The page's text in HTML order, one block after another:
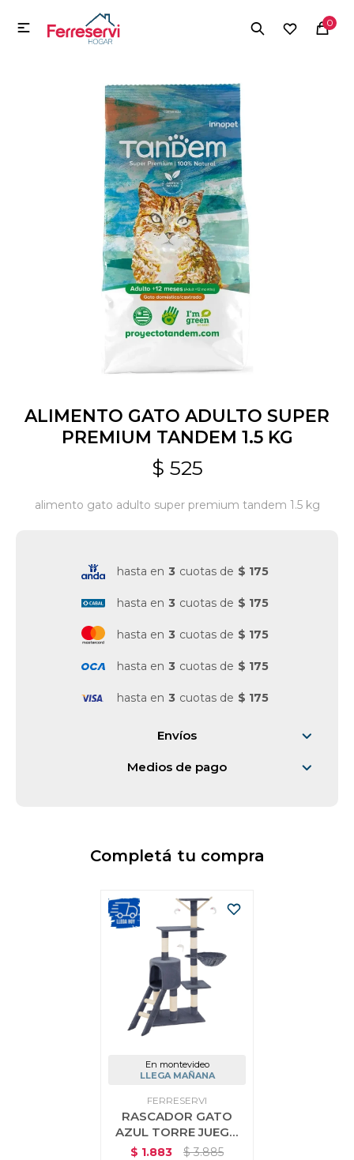
0

ALIMENTO GATO ADULTO SUPER
PREMIUM TANDEM 1.5 KG
$ 525
alimento gato adulto super premium tandem 1.5 kg
hasta en 3 cuotas de $ 175
hasta en 3 cuotas de $ 175
hasta en 3 cuotas de $ 175
hasta en 3 cuotas de $ 175
hasta en 3 cuotas de $ 175
Envíos
Medios de pago
Completá tu compra
En montevideo
LLEGA MAÑANA
FERRESERVI
RASCADOR GATO
AZUL TORRE JUEGO
CAMA NIDO 5 NIVELES
$ 1.883 $ 3.885
MI CUENTA
Herramientas y Construcción
Electrodomésticos
Jardín y Aire Libre
Juguetes y artículos para bebé
Gastronomía
Vestimenta y calzado